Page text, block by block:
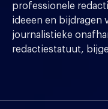
professionele
ideeen en bijdragen
journalistieke
redactiestatuut,